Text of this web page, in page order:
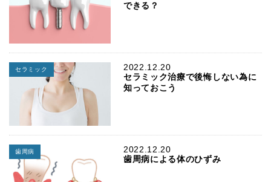
できる？
2022.12.20
セラミック
セラミック治療で後悔しない為に
知っておこう
2022.12.20
歯周病
歯周病による体のひずみ